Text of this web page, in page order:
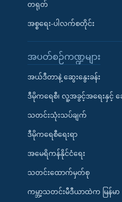
တရုတ်
အစ္စရေး-ပါလက်စတိုင်း
အပတ်စဉ်ကဏ္ဍများ
အယ်ဒီတာနဲ့ ဆွေးနွေးခန်း
ဒီမိုကရေစီ၊ လူ့အခွင့်အရေးနှင့် ခ
သတင်းသုံးသပ်ချက်
ဒီမိုကရေစီရေးရာ
အမေရိကန်နိုင်ငံရေး
သတင်းထောက်မှတ်စု
ကမ္ဘာ့သတင်းမီဒီယာထဲက မြန်မ